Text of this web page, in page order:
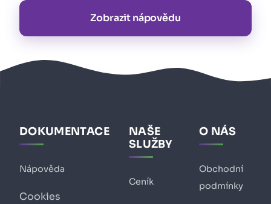
Zobrazit nápovědu
DOKUMENTACE
Nápověda
Cookies
NAŠE
SLUŽBY
Ceník
O NÁS
Obchodní
podmínky